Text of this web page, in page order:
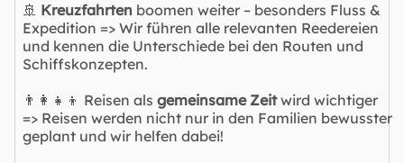
🚢 Kreuzfahrten boomen weiter – besonders Fluss &
Expedition => Wir führen alle relevanten Reedereien
und kennen die Unterschiede bei den Routen und
Schiffskonzepten.
👨‍👩‍👧‍👦 Reisen als gemeinsame Zeitwird wichtiger
=> Reisen werden nicht nur in den Familien bewusster
geplant und wir helfen dabei!